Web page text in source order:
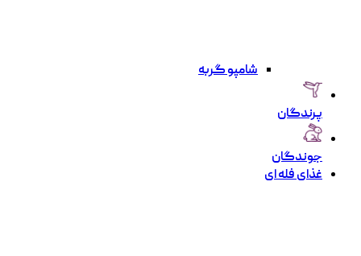
شامپو گربه
پرندگان
جوندگان
غذای فله ای